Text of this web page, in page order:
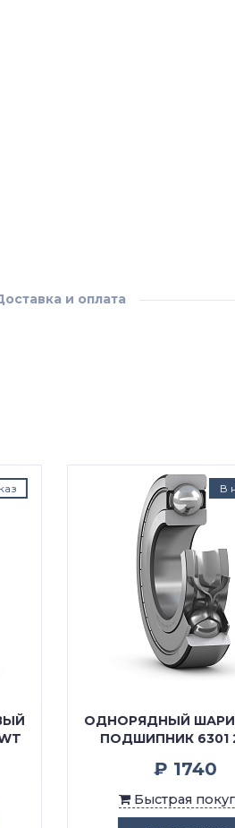
и оплата
В наличии
ОДНОРЯДНЫЙ ШАРИКОВЫЙ
ПОДШИПНИК 6301 2Z/C3
₽ 1740
Быстрая покупка